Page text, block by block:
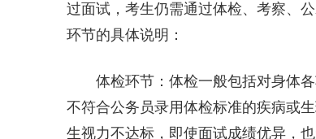
过面试，考生仍需通过体检、考察、
环节的具体说明：
体检环节：体检一般包括对身体
不符合公务员录用体检标准的疾病或
生视力不达标，即使面试成绩优异，也